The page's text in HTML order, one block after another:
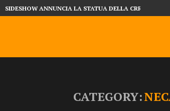
SIDESHOW ANNUNCIA LA STATUA DELLA CRRATURA
CATEGORY: